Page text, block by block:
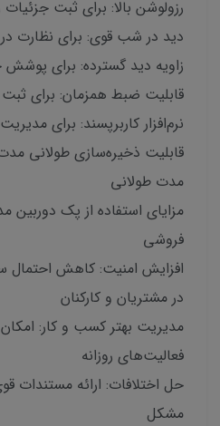
رزولوشن بالا: برای ثبت
دید در شب قوی: برای نظارت
زاویه دید گسترده: برای
قابلیت ضبط همزمان: برای
نرم‌افزار کاربرپسند: برای
قابلیت ذخیره‌سازی طولانی
مدت طولانی
مزایای استفاده از پک دوربین
فروشی
افزایش امنیت: کاهش
در مشتریان و کارکنان
مدیریت بهتر کسب و کار:
فعالیت‌های روزانه
حل اختلافات: ارائه مستندات
مشکل